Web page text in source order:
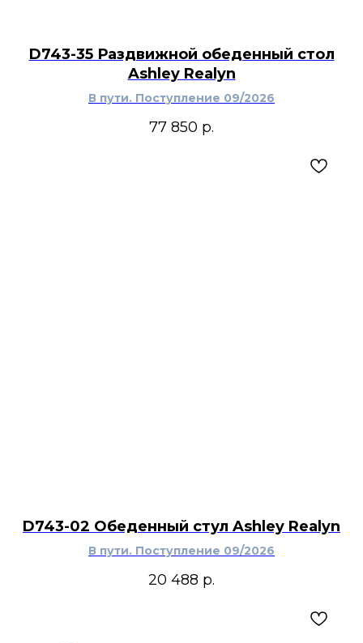
D743-35 Раздвижной обеденный стол
Ashley Realyn
В пути. Поступление 09/2026
77 850 р.
D743-02 Обеденный стул Ashley Realyn
В пути. Поступление 09/2026
20 488 р.